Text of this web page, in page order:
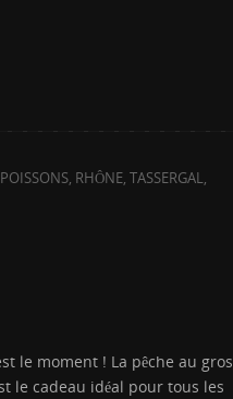
POISSONS, RHÔNE,TASSERGAL,
le moment ! La pêche au gros
le cadeau idéal pour tous les